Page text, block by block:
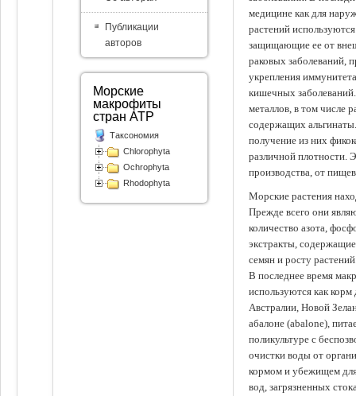
медицине как для
растений
защищающие ее от
раковых заболеваний,
укрепления
кишечных
металлов, в том числе
содержащих
получение из них
различной плотности.
производства, от
Морские растения
Прежде всего они
количество азота,
экстракты,
семян и росту
В последнее время
используются как
Австралии, Новой
абалоне (abalone),
поликультуре с
очистки воды от
кормом и убежищем
вод, загрязненных
Публикации
авторов
Морские
макрофиты
стран АТР
Таксономия
Chlorophyta
Ochrophyta
Rhodophyta